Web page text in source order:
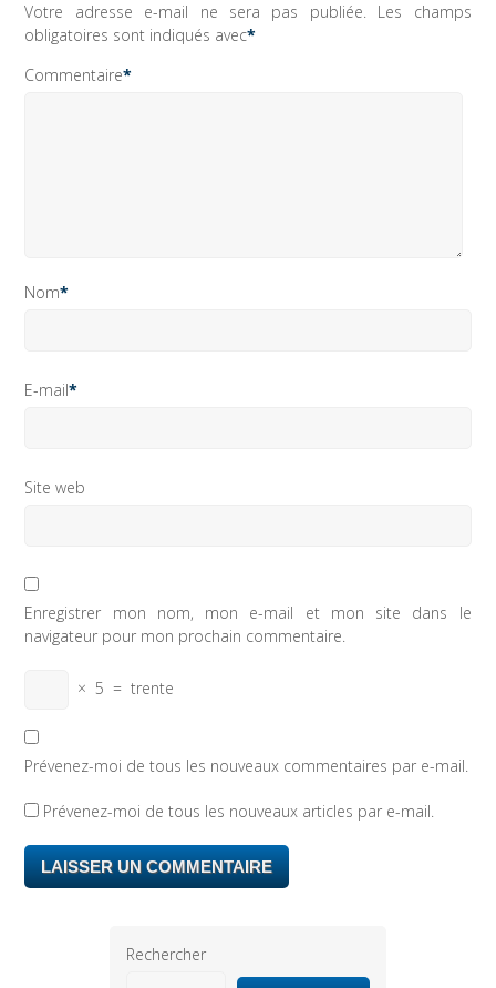
Votre adresse e-mail ne sera pas publiée. Les champs
obligatoires sont indiqués avec*
Commentaire*
Nom*
E-mail*
Site web
Enregistrer mon nom, mon e-mail et mon site dans le
navigateur pour mon prochain commentaire.
× 5 = trente
Prévenez-moi de tous les nouveaux commentaires par e-mail.
Prévenez-moi de tous les nouveaux articles par e-mail.
Rechercher